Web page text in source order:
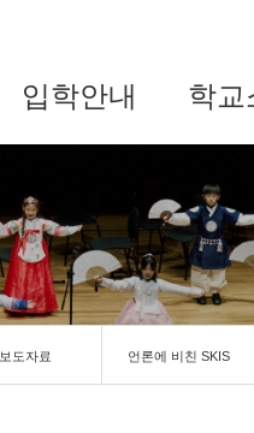
입학안내 학교
보도자료 언론에 비친 SKIS